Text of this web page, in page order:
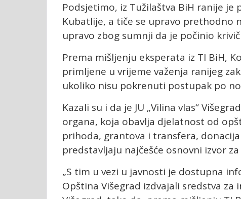
Podsjetimo, iz Tužilaštva BiH ranije
Kubatlije, a tiče se upravo prethodno
upravo zbog sumnji da je počinio
Prema mišljenju eksperata iz TI BiH,
primljene u vrijeme važenja ranijeg
ukoliko nisu pokrenuti postupak po
Kazali su i da je JU „Vilina vlas“
organa, koja obavlja djelatnost od
prihoda, grantova i transfera,
predstavljaju najčešće osnovni izvor
„S tim u vezi u javnosti je dostupna
Opština Višegrad izdvajali sredstva za